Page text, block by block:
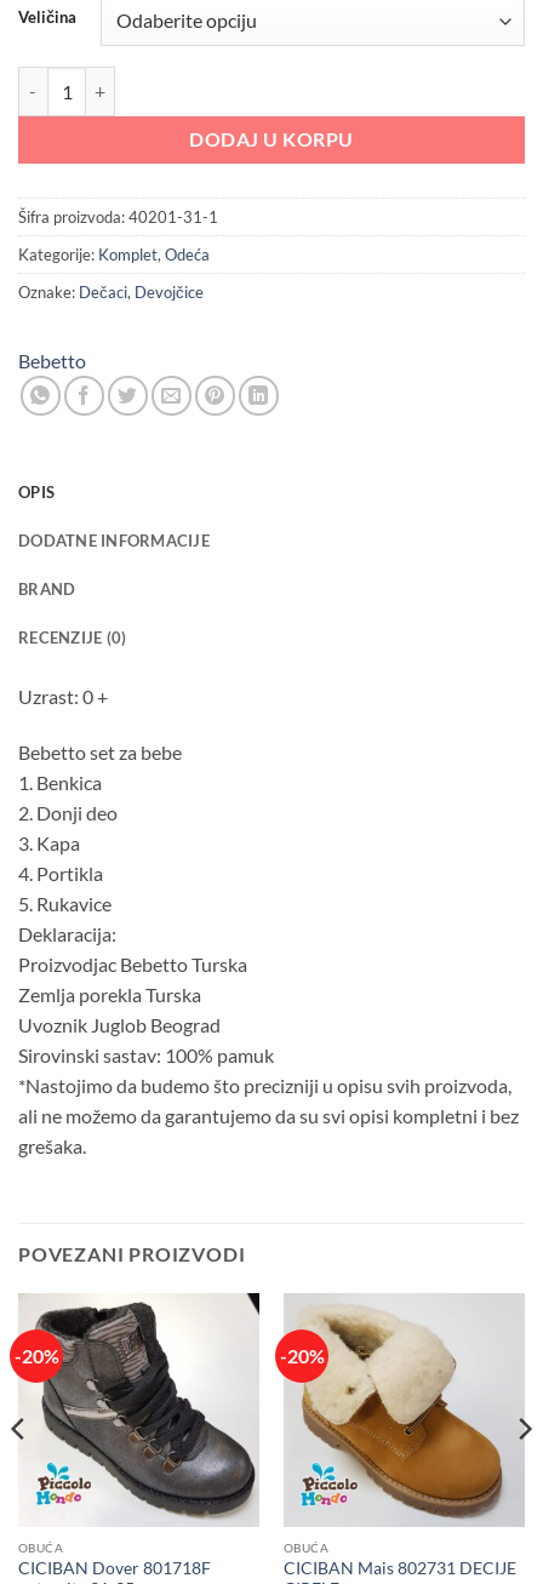
Veličina
DODAJ U KORPU
Šifra proizvoda:40201-31-1
Kategorije: Komplet,Odeća
Oznake: Dečaci, Devojčice
Bebetto
OPIS
DODATNE INFORMACIJE
BRAND
RECENZIJE (0)
Uzrast: 0 +
Bebetto set za bebe
1. Benkica
2. Donji deo
3. Kapa
4. Portikla
5. Rukavice
Deklaracija:
Proizvodjac Bebetto Turska
Zemlja porekla Turska
Uvoznik Juglob Beograd
Sirovinski sastav: 100% pamuk
*Nastojimo da budemo što precizniji u opisu svih proizvoda,
ali ne možemo da garantujemo da su svi opisi kompletni i bez
grešaka.
POVEZANI PROIZVODI
-20%
OBUĆA
CICIBAN Dover 801718F
-20%
OBUĆA
CICIBAN Mais 802731 DECIJE